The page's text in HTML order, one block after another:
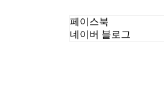
페이스북
네이버 블로그